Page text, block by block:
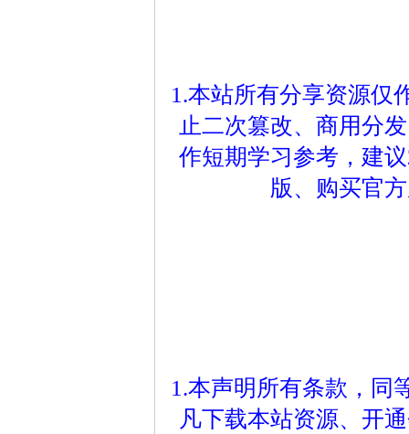
1.本站所有分享资源仅
止二次篡改、商用分
作短期学习参考，建
版、购买官
1.本声明所有条款，同
凡下载本站资源、开